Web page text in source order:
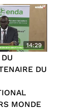
14:29
DU
MONDE